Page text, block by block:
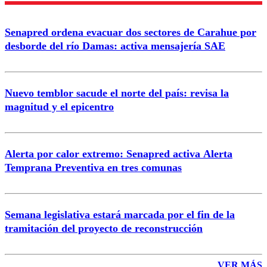
Enviar comentario
Senapred ordena evacuar dos sectores de Carahue por
desborde del río Damas: activa mensajería SAE
Nuevo temblor sacude el norte del país: revisa la
magnitud y el epicentro
Alerta por calor extremo: Senapred activa Alerta
Temprana Preventiva en tres comunas
Semana legislativa estará marcada por el fin de la
tramitación del proyecto de reconstrucción
VER MÁS